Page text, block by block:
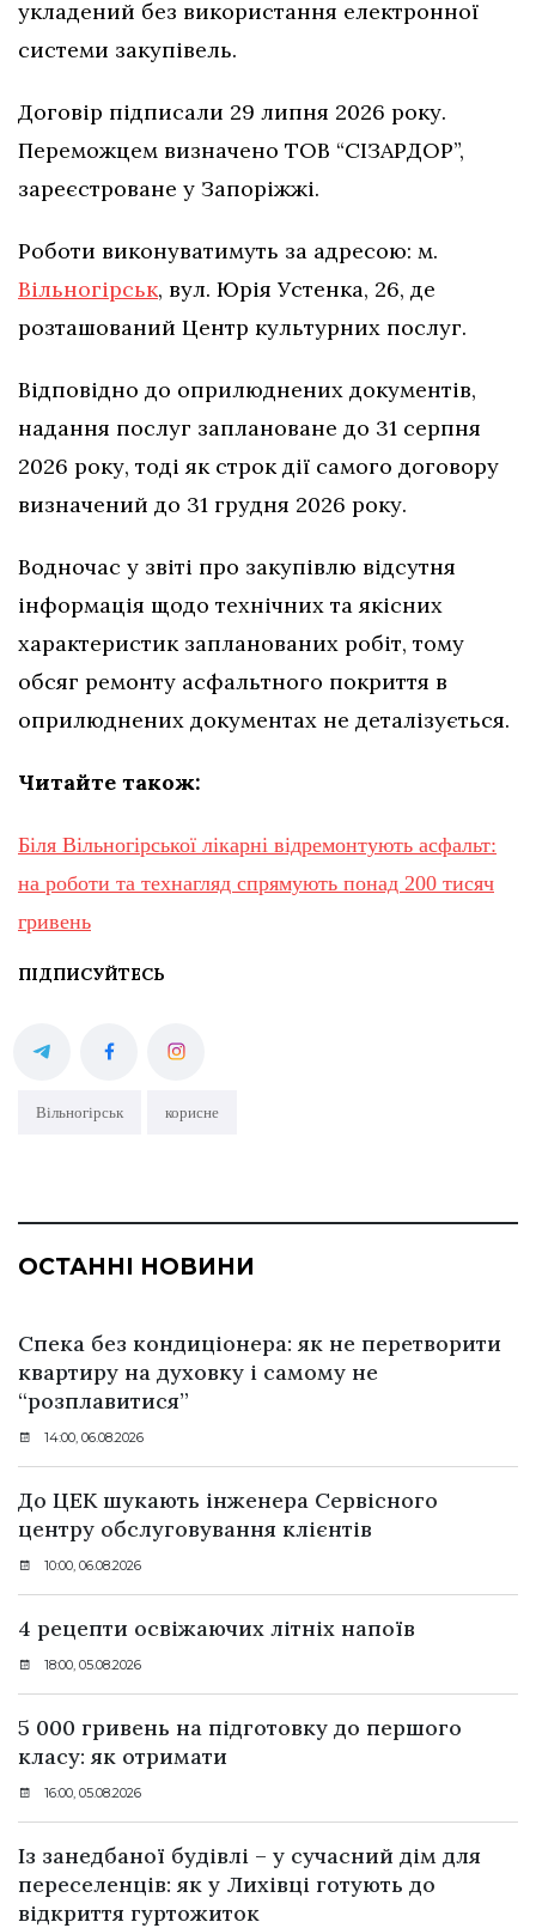
укладений без використання електронної
системи закупівель.
Договір підписали 29 липня 2026 року.
Переможцем визначено ТОВ “СІЗАРДОР”,
зареєстроване у Запоріжжі.
Роботи виконуватимуть за адресою: м.
Вільногірськ, вул. Юрія Устенка, 26, де
розташований Центр культурних послуг.
Відповідно до оприлюднених документів,
надання послуг заплановане до 31 серпня
2026 року, тоді як строк дії самого договору
визначений до 31 грудня 2026 року.
Водночас у звіті про закупівлю відсутня
інформація щодо технічних та якісних
характеристик запланованих робіт, тому
обсяг ремонту асфальтного покриття в
оприлюднених документах не деталізується.
Читайте також:
Біля Вільногірської лікарні відремонтують асфальт:
на роботи та технагляд спрямують понад 200 тисяч
гривень
ПІДПИСУЙТЕСЬ
Вільногірськ корисне
ОСТАННІ НОВИНИ
Спека без кондиціонера: як не перетворити
квартиру на духовку і самому не
“розплавитися”
14:00, 06.08.2026
До ЦЕК шукають інженера Сервісного
центру обслуговування клієнтів
10:00, 06.08.2026
4 рецепти освіжаючих літніх напоїв
18:00, 05.08.2026
5 000 гривень на підготовку до першого
класу: як отримати
16:00, 05.08.2026
Із занедбаної будівлі – у сучасний дім для
переселенців: як у Лихівці готують до
відкриття гуртожиток